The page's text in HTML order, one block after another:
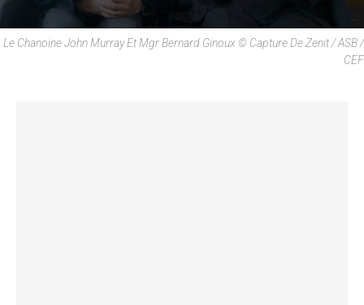
Le Chanoine John Murray Et Mgr Bernard Ginoux © Capture De Zenit / ASB /
CEF